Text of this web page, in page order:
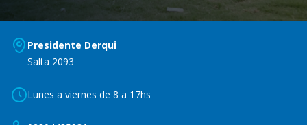
Presidente Derqui
Salta 2093
Lunes a viernes de 8 a 17hs